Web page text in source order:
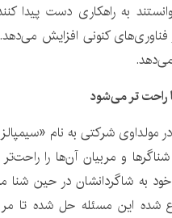
به راهکاری دست
کنونی افزایش
‌تر می‌شود
در مولداوی شرکتی به نام
شناگرها و مربیان آن‌ها را
شده این مسئله حل شده تا